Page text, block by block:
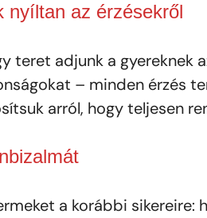
nyíltan az érzésekről
teret adjunk a gyereknek
– minden érzés
arról, hogy teljesen
a korábbi